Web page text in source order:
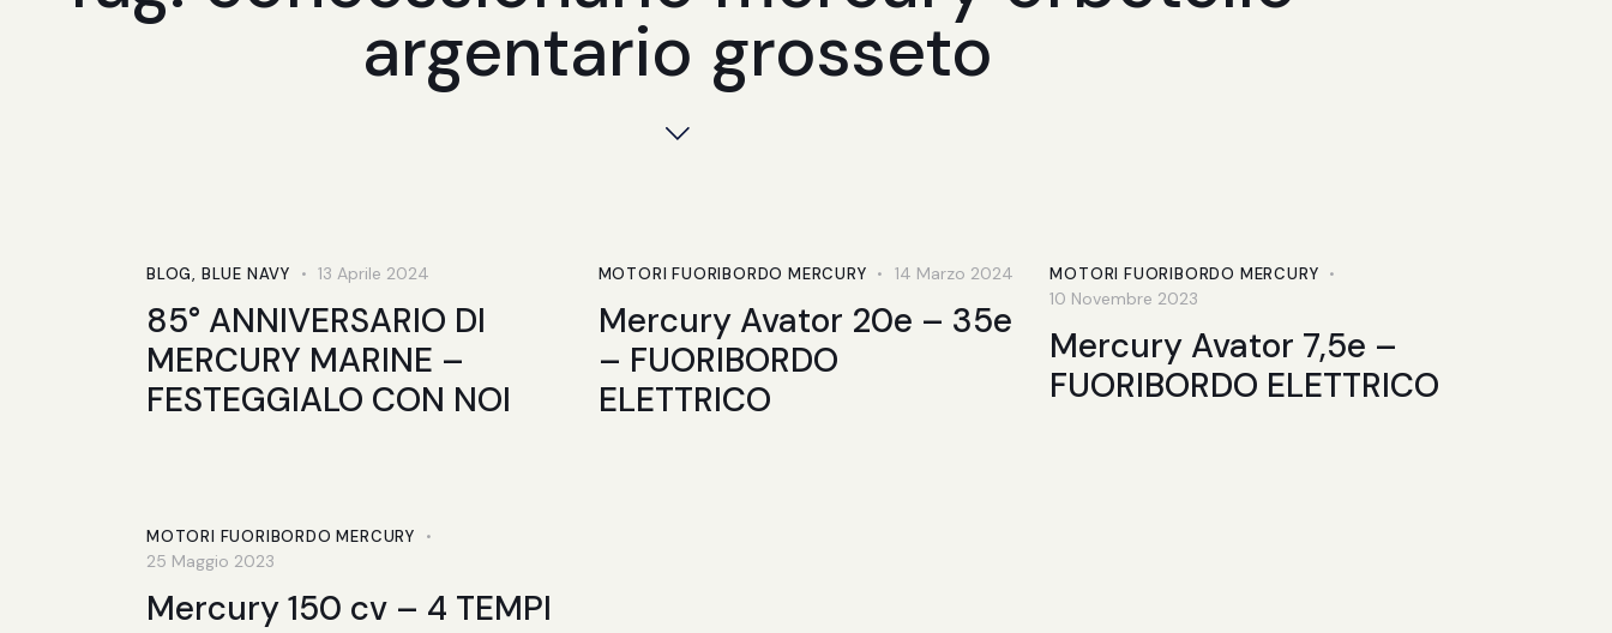
argentario grosseto
BLOG, BLUE NAVY 13 Aprile 2024
85° ANNIVERSARIO DI
MERCURY MARINE –
FESTEGGIALO CON NOI
MOTORI FUORIBORDO MERCURY 14 Marzo 2024
Mercury Avator 20e – 35e
– FUORIBORDO
ELETTRICO
MOTORI FUORIBORDO MERCURY
10 Novembre 2023
Mercury Avator 7,5e –
FUORIBORDO ELETTRICO
MOTORI FUORIBORDO MERCURY
25 Maggio 2023
Mercury 150 cv – 4 TEMPI